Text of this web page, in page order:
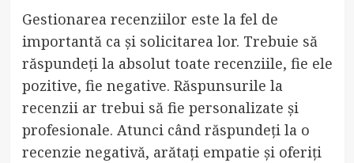
Gestionarea recenziilor este la fel de
importantă ca și solicitarea lor. Trebuie să
răspundeți la absolut toate recenziile, fie ele
pozitive, fie negative. Răspunsurile la
recenzii ar trebui să fie personalizate și
profesionale. Atunci când răspundeți la o
recenzie negativă, arătați empatie și oferiți